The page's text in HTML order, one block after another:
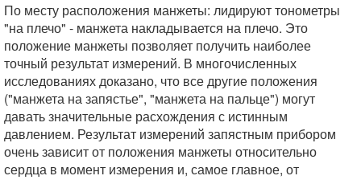
По месту расположения манжеты: лидируют тонометры
"на плечо" - манжета накладывается на плечо. Это
положение манжеты позволяет получить наиболее
точный результат измерений. В многочисленных
исследованиях доказано, что все другие положения
("манжета на запястье", "манжета на пальце") могут
давать значительные расхождения с истинным
давлением. Результат измерений запястным прибором
очень зависит от положения манжеты относительно
сердца в момент измерения и, самое главное, от